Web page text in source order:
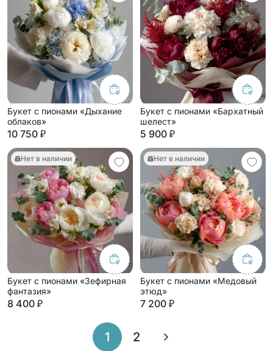
Букет с пионами «Дыхание
облаков»
10 750 ₽
Букет с пионами «Бархатный
шелест»
5 900 ₽
Нет в наличии
Букет с пионами «Зефирная
фантазия»
8 400 ₽
Нет в наличии
Букет с пионами «Медовый
этюд»
7 200 ₽
1 2